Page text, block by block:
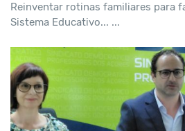
Reinventar rotinas familiares para
Sistema Educativo... ...